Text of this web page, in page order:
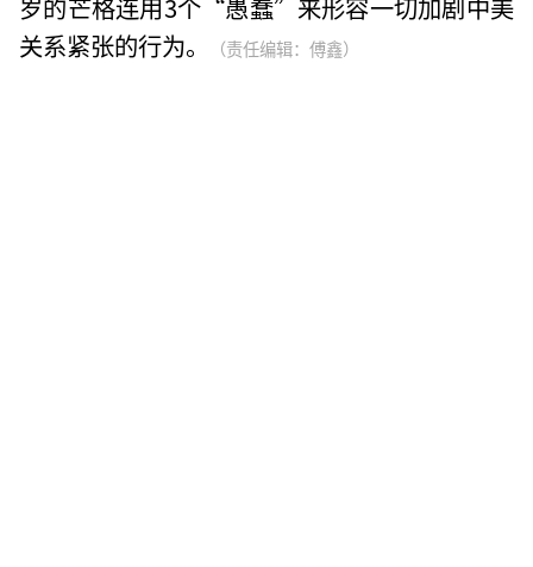
关系紧张的行为。
（责任编辑：傅鑫）